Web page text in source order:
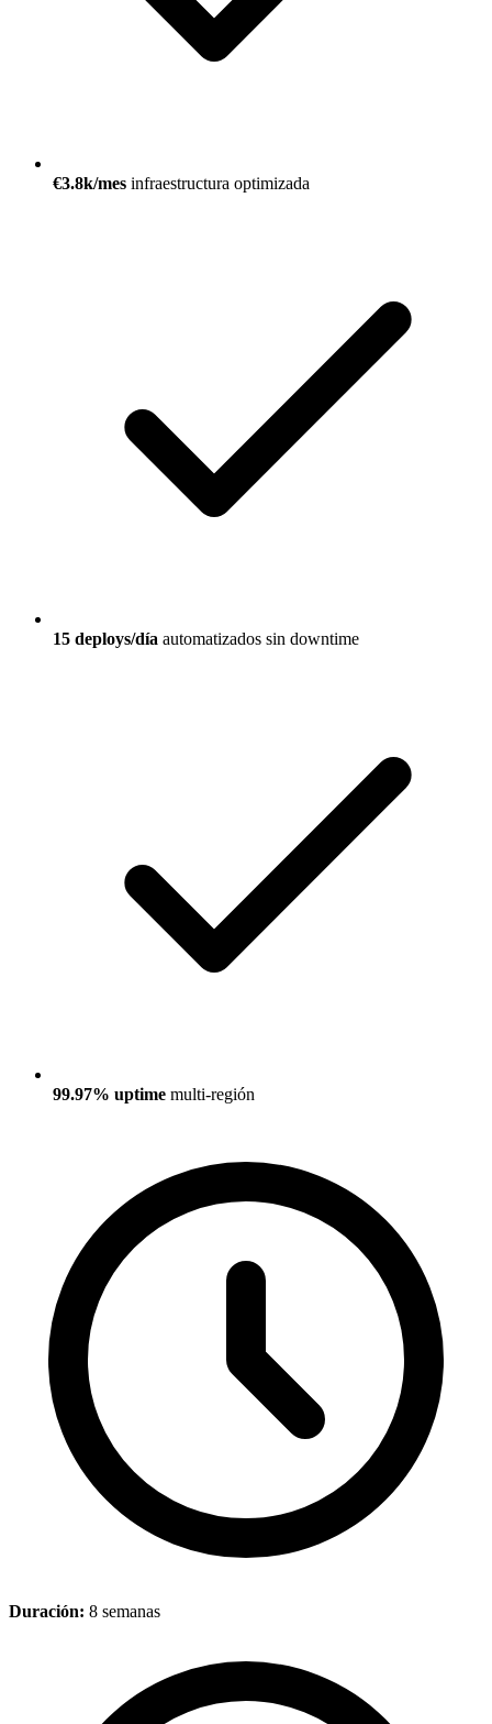
€3.8k/mes infraestructura optimizada
15 deploys/día automatizados sin downtime
99.97% uptime multi-región
Duración: 8 semanas